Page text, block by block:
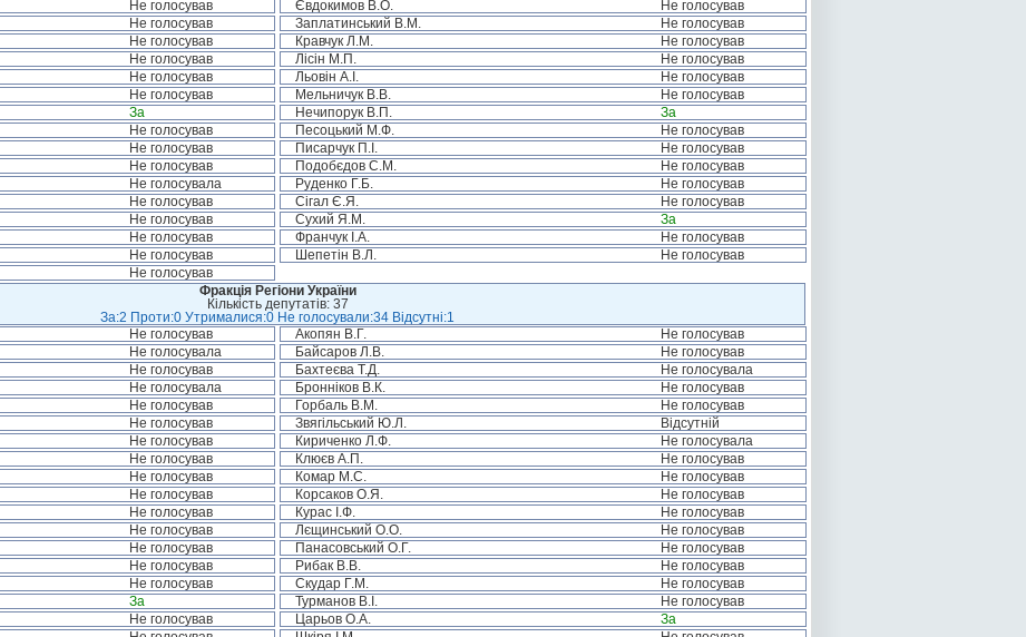
Не голосував Євдокимов В.О.
Не голосував
Не голосував Заплатинський В.М.
Не голосував
Не голосував Кравчук Л.М.
Не голосував
Не голосував Лісін М.П.
Не голосував
Не голосував Льовін А.І.
Не голосував
Не голосував Мельничук В.В.
Не голосував
За Нечипорук В.П.
За
Не голосував Песоцький М.Ф.
Не голосував
Не голосував Писарчук П.І.
Не голосував
Не голосував Подобєдов С.М.
Не голосував
Не голосувала Руденко Г.Б.
Не голосував
Не голосував Сігал Є.Я.
Не голосував
Не голосував Сухий Я.М.
За
Не голосував Франчук І.А.
Не голосував
Не голосував Шепетін В.Л.
Не голосував
Не голосував
Фракція Регіони України
Кількість депутатів: 37
За:2 Проти:0 Утрималися:0 Не голосували:34 Відсутні:1
Не голосував Акопян В.Г.
Не голосував
Не голосувала Байсаров Л.В.
Не голосував
Не голосував Бахтеєва Т.Д.
Не голосувала
Не голосувала Бронніков В.К.
Не голосував
Не голосував Горбаль В.М.
Не голосував
Не голосував Звягільський Ю.Л.
Відсутній
Не голосував Кириченко Л.Ф.
Не голосувала
Не голосував Клюєв А.П.
Не голосував
Не голосував Комар М.С.
Не голосував
Не голосував Корсаков О.Я.
Не голосував
Не голосував Курас І.Ф.
Не голосував
Не голосував Лєщинський О.О.
Не голосував
Не голосував Панасовський О.Г.
Не голосував
Не голосував Рибак В.В.
Не голосував
Не голосував Скудар Г.М.
Не голосував
За Турманов В.І.
Не голосував
Не голосував Царьов О.А.
За